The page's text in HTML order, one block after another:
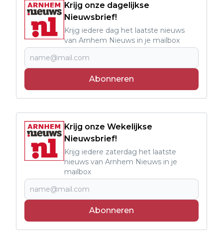
Krijg onze dagelijkse
Nieuwsbrief!
Krijg iedere dag het laatste nieuws
van Arnhem Nieuws in je mailbox
Abonneren
Krijg onze Wekelijkse
Nieuwsbrief!
Krijg iedere zaterdag het laatste
nieuws van Arnhem Nieuws in je
mailbox
Abonneren